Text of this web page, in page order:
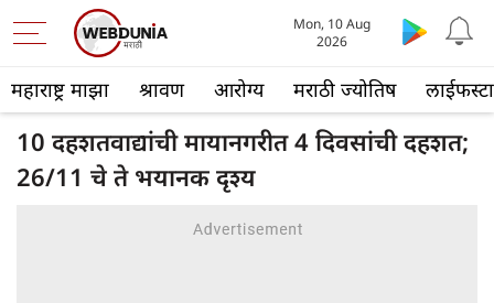
महाराष्ट्र माझा श्रावण आरोग्य मराठी ज्योतिष
Mon, 10 Aug
2026
10 दहशतवाद्यांची मायानगरीत 4 दिवसांची दहशत;
26/11 चे ते भयानक दृश्य